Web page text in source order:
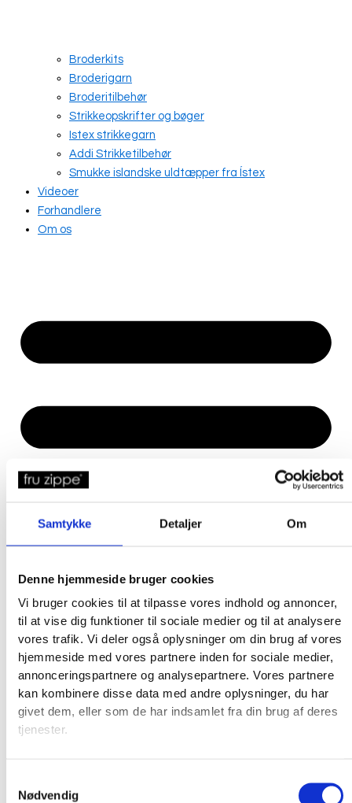
Samtykke Detaljer Om
Denne hjemmeside bruger cookies
Vi bruger cookies til at tilpasse vores indhold og annoncer,
til at vise dig funktioner til sociale medier og til at analysere
vores trafik. Vi deler også oplysninger om din brug af vores
hjemmeside med vores partnere inden for sociale medier,
annonceringspartnere og analysepartnere. Vores partnere
kan kombinere disse data med andre oplysninger, du har
givet dem, eller som de har indsamlet fra din brug af deres
tjenester.
Nødvendig
Broderkits
Broderigarn
Broderitilbehør
Strikkeopskrifter og bøger
Istex strikkegarn
Addi Strikketilbehør
Smukke islandske uldtæpper fra Ístex
Videoer
Forhandlere
Om os